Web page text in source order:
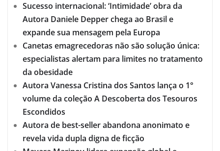
Sucesso internacional: ‘Intimidade’ obra da
Autora Daniele Depper chega ao Brasil e
expande sua mensagem pela Europa
Canetas emagrecedoras não são solução única:
especialistas alertam para limites no tratamento
da obesidade
Autora Vanessa Cristina dos Santos lança o 1°
volume da coleção A Descoberta dos Tesouros
Escondidos
Autora de best-seller abandona anonimato e
revela vida dupla digna de ficção